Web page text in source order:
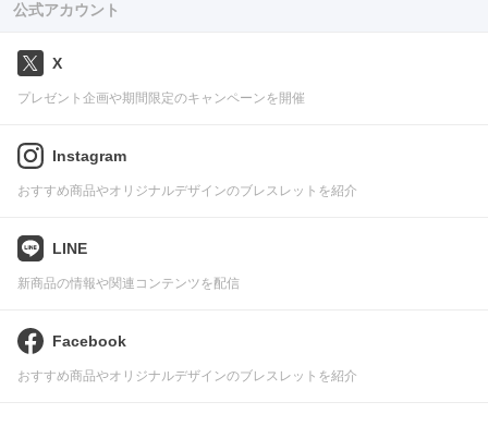
公式アカウント
X
プレゼント企画や期間限定のキャンペーンを開催
Instagram
おすすめ商品やオリジナルデザインのブレスレットを紹介
LINE
新商品の情報や関連コンテンツを配信
Facebook
おすすめ商品やオリジナルデザインのブレスレットを紹介